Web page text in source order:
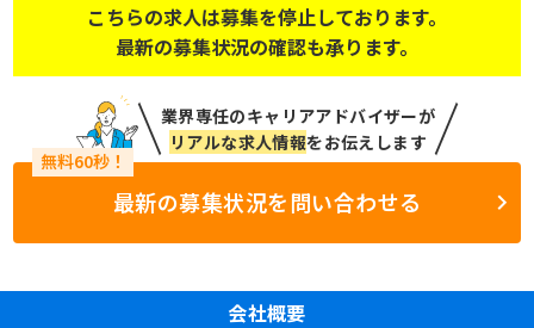
こちらの求人は募集を停止しております。
最新の募集状況の確認も承ります。
業界専任のキャリアアドバイザーが
リアルな求人情報をお伝えします
最新の募集状況を問い合わせる
会社概要